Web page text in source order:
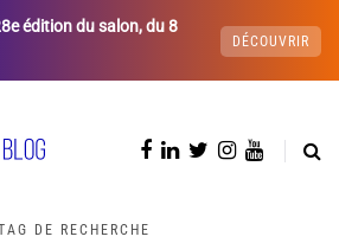
édition du salon, du 8
DÉCOUVRIR
DE RECHERCHE